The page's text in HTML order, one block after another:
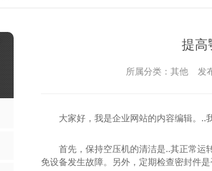
提高
所属分类：其他 发
大家好，我是企业网站的内容编辑。..
首先，保持空压机的清洁是..其正常运
免设备发生故障。另外，定期检查密封件